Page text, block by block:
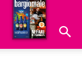
Hoteldomani